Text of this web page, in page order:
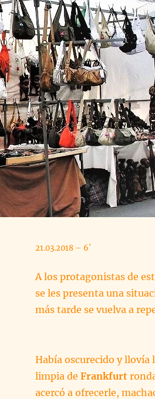
21.03.2018 – 6′
A los protagonistas de
se les presenta una
más tarde se vuelva a
Había oscurecido y llovía
limpia de Frankfurt
acercó a ofrecerle,